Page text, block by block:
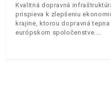
Kvalitná dopravná
prispieva k zlepšeniu
krajine, ktorou dopravná
európskom spoločenstve.